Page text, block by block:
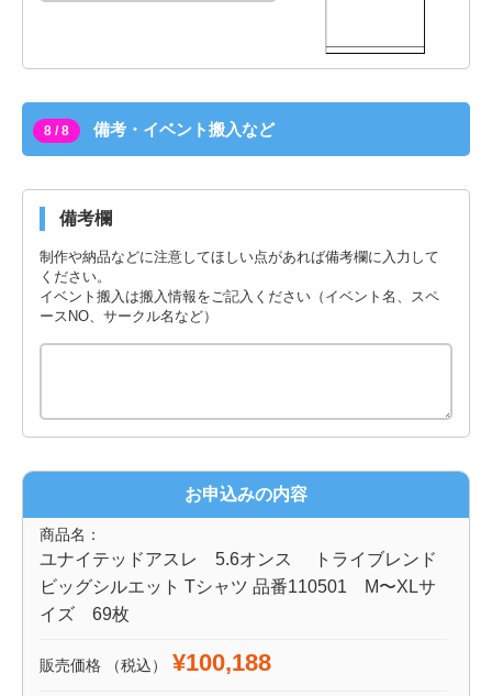
8 / 8 備考・イベント搬入など
備考欄
制作や納品などに注意してほしい点があれば備考欄に入力して
ください。
イベント搬入は搬入情報をご記入ください（イベント名、スペ
ースNO、サークル名など）
お申込みの内容
商品名：
ユナイテッドアスレ 5.6オンス トライブレンド
ビッグシルエット Tシャツ 品番110501 M〜XLサ
イズ 69枚
販売価格 （税込） ¥100,188